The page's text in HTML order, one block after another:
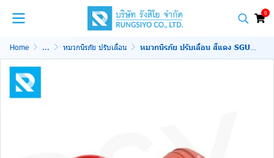
0
Home ... หมวกนิรภัย ปรับเลื่อน หมวกนิรภัย ปรับเลื่อน สีแดง SGUARD